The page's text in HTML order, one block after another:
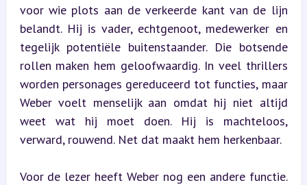
voor wie plots aan de verkeerde kant van de lijn
belandt. Hij is vader, echtgenoot, medewerker en
tegelijk potentiële buitenstaander. Die botsende
rollen maken hem geloofwaardig. In veel thrillers
worden personages gereduceerd tot functies, maar
Weber voelt menselijk aan omdat hij niet altijd
weet wat hij moet doen. Hij is machteloos,
verward, rouwend. Net dat maakt hem herkenbaar.
Voor de lezer heeft Weber nog een andere functie.